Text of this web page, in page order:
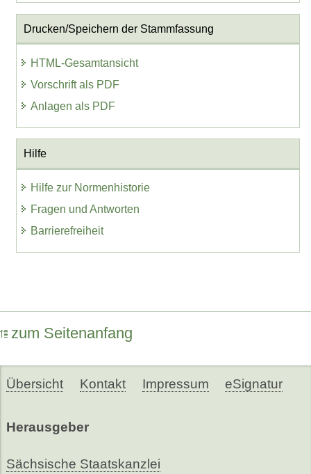
Drucken/Speichern der Stammfassung
HTML-Gesamtansicht
Vorschrift als PDF
Anlagen als PDF
Hilfe
Hilfe zur Normenhistorie
Fragen und Antworten
Barrierefreiheit
zum Seitenanfang
Übersicht Kontakt Impressum eSignatur
Herausgeber
Sächsische Staatskanzlei